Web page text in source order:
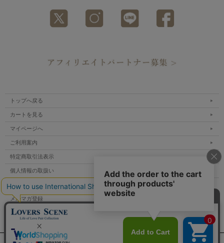
トップへ戻る
カートを見る
マイページへ
ご利用案内
特定商取引法表示
個人情報の取扱い
サイトマップ
メルマガ登録
お問い合わせ